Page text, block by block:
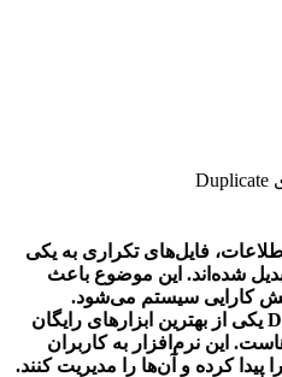
نرم افزار حذف فایل های تکراری Duplicate
فایل‌های تکراری به یکی
شده‌اند. این موضوع باعث
کارایی سیستم می‌شود.
یکی از بهترین ابزارهای رایگان
این نرم‌افزار به کاربران
پیدا کرده و آن‌ها را مدیریت کنند.